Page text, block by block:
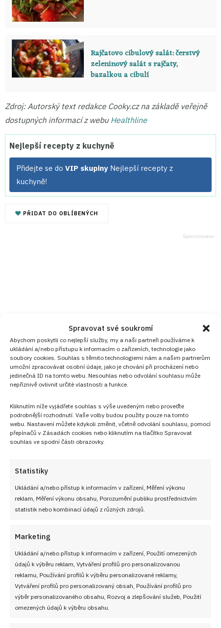
Spravovat své soukromí
Abychom poskytli co nejlepší služby, my a naši partneři používáme k
ukládání a/nebo přístupu k informacím o zařízeních, technologie jako
soubory cookies. Souhlas s těmito technologiemi nám a našim partnerům
umožní zpracovávat osobní údaje, jako je chování při procházení nebo
jedinečná ID na tomto webu. Nesouhlas nebo odvolání souhlasu může
nepříznivě ovlivnit určité vlastnosti a funkce.
Kliknutím níže vyjádřete souhlas s výše uvedeným nebo proveďte
podrobnější rozhodnutí. Vaše volby budou použity pouze na tomto
webu. Nastavení můžete kdykoli změnit, včetně odvolání souhlasu, pomocí
přepínačů v Zásadách cookies nebo kliknutím na tlačítko Spravovat
souhlas ve spodní části obrazovky.
Statistiky
Ukládání a/nebo přístup k informacím v zařízení, Měření výkonu
reklam, Měření výkonu obsahu, Porozumění publiku prostřednictvím
statistik nebo kombinací údajů z různých zdrojů.
Marketing
Ukládání a/nebo přístup k informacím v zařízení, Použití omezených
údajů k výběru reklam, Vytváření profilů pro personalizovanou
reklamu, Používání profilů k výběru personalizované reklamy,
Vytváření profilů pro personalizovaný obsah, Používání profilů pro
výběr personalizovaného obsahu, Rozvoj a zlepšování služeb, Použití
omezených údajů k výběru obsahu.
Rajčatovo cibulový salát: čerstvý
zeleninový salát s rajčaty,
bazalkou a cibulí
Zdroj: Autorský text redakce Cooky.cz na základě veřejně
dostupných informací z webu Healthline
Nejlepší recepty z kuchyně
Přidejte se do VIP skupiny Nejlepší recepty z
kuchyně!
PŘIDAT DO OBLÍBENÝCH